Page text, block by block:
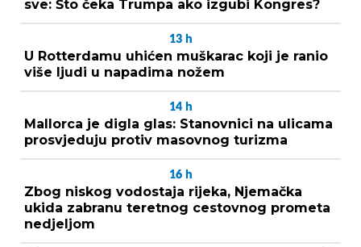
sve: Što čeka Trumpa ako izgubi Kongres?
13 h
U Rotterdamu uhićen muškarac koji je ranio
više ljudi u napadima nožem
14 h
Mallorca je digla glas: Stanovnici na ulicama
prosvjeduju protiv masovnog turizma
16 h
Zbog niskog vodostaja rijeka, Njemačka
ukida zabranu teretnog cestovnog prometa
nedjeljom